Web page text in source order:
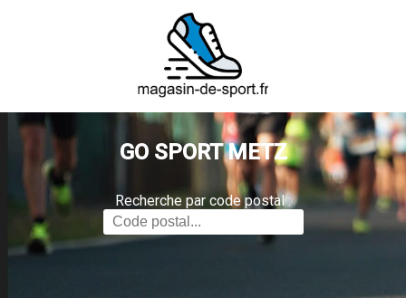
GO SPORT METZ
Recherche par code postal :